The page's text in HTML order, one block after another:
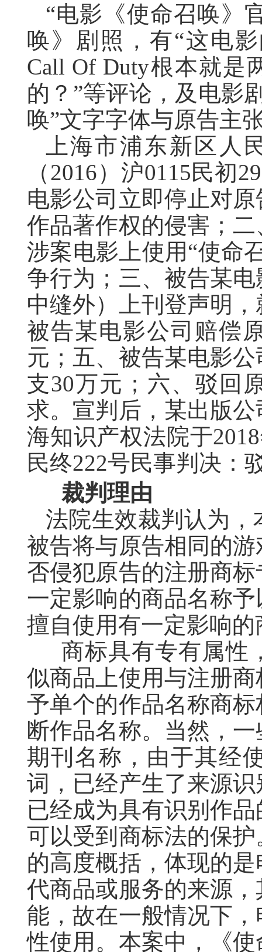
“电影《使命召唤》
唤》剧照，有“这电影
Call Of Duty根本就
的？”等评论，及电影
唤”文字字体与原告主
上海市浦东新区人
（2016）沪0115民初
电影公司立即停止对
作品著作权的侵害；
涉案电影上使用“使命
争行为；三、被告某
中缝外）上刊登声明
被告某电影公司赔偿
元；五、被告某电影
支30万元；六、驳回
求。 宣判后，某出版
海知识产权法院于
民终222号民事判决：
裁判理由
法院生效裁判认为
被告将与原告相同的
否侵犯原告的注册商
一定影响的商品名称
擅自使用有一定影响
商标具有专有属性
似商品上使用与注册
予单个的作品名称商
断作品名称。当然，
期刊名称，由于其经
词，已经产生了来源
已经成为具有识别作
可以受到商标法的保
的高度概括，体现的
代商品或服务的来源
能，故在一般情况下
性使用。本案中，《